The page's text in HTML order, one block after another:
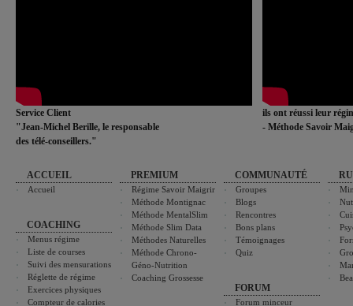
Service Client
"Jean-Michel Berille, le responsable
des télé-conseillers."
ils ont réussi leur
- Méthode Savoir
ACCUEIL
Accueil
COACHING
Menus régime
Liste de courses
Suivi des mensurations
Réglette de régime
Exercices physiques
Compteur de calories
PREMIUM
Régime Savoir Maigrir
Méthode Montignac
Méthode MentalSlim
Méthode Slim Data
Méthodes Naturelles
Méthode Chrono-
Géno-Nutrition
Coaching Grossesse
COMMUNAUTÉ
Groupes
Blogs
Rencontres
Bons plans
Témoignages
Quiz
FORUM
Forum minceur